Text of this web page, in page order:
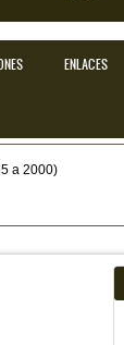
ENLACES
a 2000)